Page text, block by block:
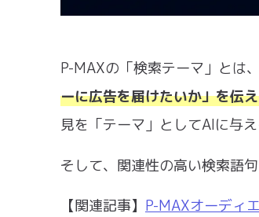
P-MAXの「検索テーマ」とは、
ーに広告を届けたいか」を伝
見を「テーマ」としてAIに与
そして、関連性の高い検索語
【関連記事】 P-MAXオーディ